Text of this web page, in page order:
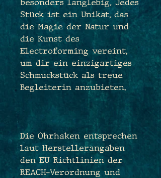
besonders langlebig. Jedes
Stück ist ein Unikat, das
die Magie der Natur und
die Kunst des
Electroforming vereint,
um dir ein einzigartiges
Schmuckstück als treue
Begleiterin anzubieten.
Die Ohrhaken entsprechen
laut Herstellerangaben
den EU Richtlinien der
REACH-Verordnung und